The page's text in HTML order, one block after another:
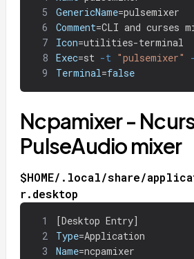
5
GenericName=pulsemixer
6
Comment=CLI and curses
7
Icon=utilities-terminal
8
Exec=st -t "pulsemixer"
9
Terminal=false
Ncpamixer -
PulseAudio mixer
$HOME/.local/share/
r.desktop
1 [Desktop Entry]
2
Type=Application
3
Name=ncpamixer